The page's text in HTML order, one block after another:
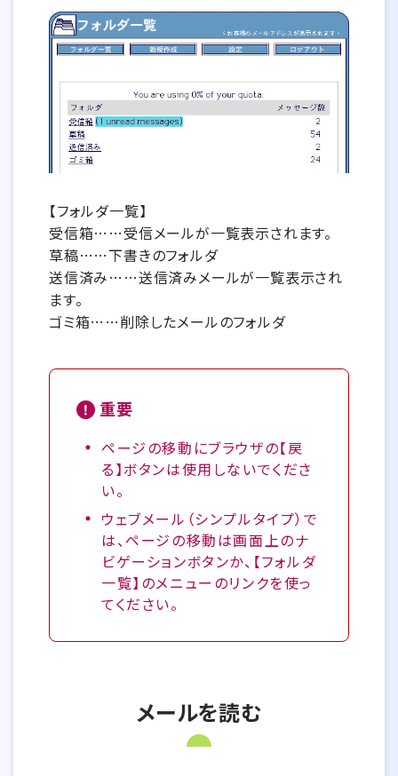
【フォルダ一覧】
受信箱……受信メールが一覧表示されます。
草稿……下書きのフォルダ
送信済み……送信済みメールが一覧表示され
ます。
ゴミ箱……削除したメールのフォルダ
重要
ページの移動にブラウザの【戻
る】ボタンは使用しないでくださ
い。
ウェブメール（シンプルタイプ）で
は、ページの移動は画面上のナ
ビゲーションボタンか、【フォルダ
一覧】のメニューのリンクを使っ
てください。
メールを読む